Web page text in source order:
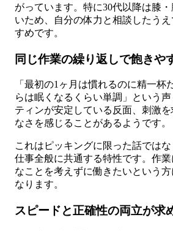
がっています。特に30代以降は膝
いため、自分の体力と相談したう
すめです。
同じ作業の繰り返しで飽きや
「最初の1ヶ月は慣れるのに精一杯
らは眠くなるくらい単調」という
ティンが安定している反面、刺激
なさを感じることがあるようです。
これはピッキングに限った話では
仕事全般に共通する特性です。作
なことを考えずに働きたいという
なります。
スピードと正確性の両立が求